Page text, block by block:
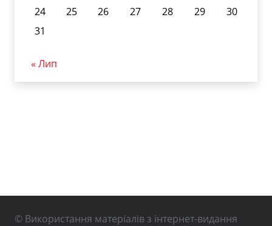
24
25 26 27 28 29
30
31
« Лип
© Використання матеріалів з інтернет-видання